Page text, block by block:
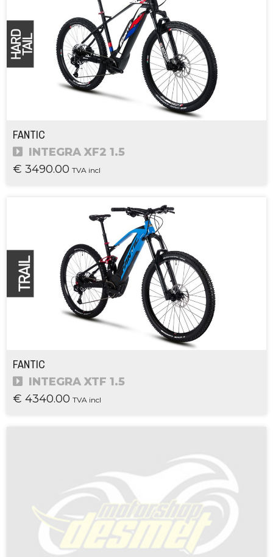
FANTIC
INTEGRA XF2 1.5
€ 3490.00 TVA incl
FANTIC
INTEGRA XTF 1.5
€ 4340.00 TVA incl